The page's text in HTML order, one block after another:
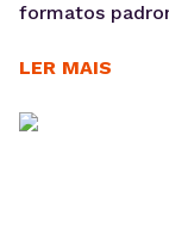
formatos
Eles permitem
decisões,
LER MAIS